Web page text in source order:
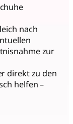
nach
zur
direkt zu den
helfen –